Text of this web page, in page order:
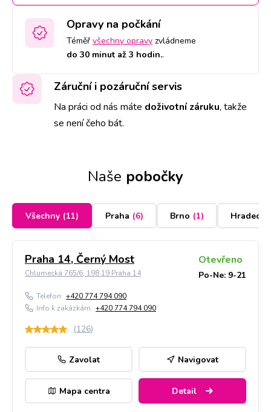
Opravy na počkání
Téměř všechny opravy zvládneme
do 30 minut až 3 hodin..
Záruční i pozáruční servis
Na práci od nás máte doživotní záruku, takže
se není čeho bát.
Naše pobočky
Všechny (11) Praha (6) Brno (1) Hradec
Praha 14, Černý Most
Chlumecká 765/6, 198 19 Praha 14
Otevřeno
Po-Ne: 9-21
Telefon: +420 774 794 090
Info k zakázkám: +420 774 794 090
(126)
Zavolat Navigovat
Mapa centra Detail